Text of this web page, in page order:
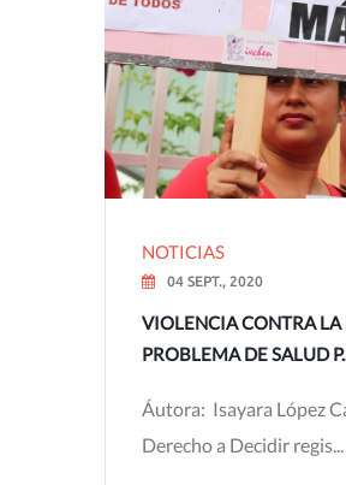
NOTICIAS
04 SEPT., 2020
VIOLENCIA CONTRA
PROBLEMA DE SALUD
Áutora: Isayara López Católicas por el
Derecho a Decidir regis... ...